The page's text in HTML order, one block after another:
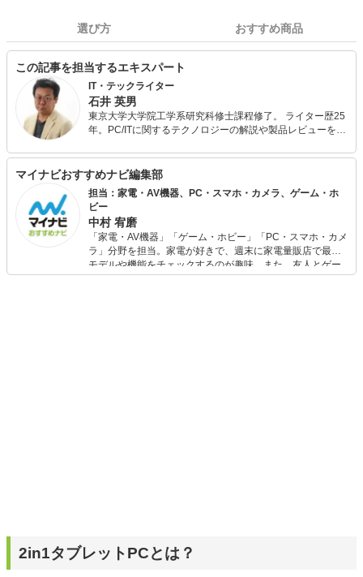
選び方 おすすめ商品
この記事を担当するエキスパート
IT・テックライター
石井 英男
東京大学大学院工学系研究科修士課程修了。 ライター歴25
年。PC/ITに関するテクノロジーの解説や製品レビューを得
めとするデジタルファブリケーションに興味を持ち、積極
的に取材や記事執筆を行っている。 また、子どもへのプロ
グラミング教育にも関心があり、CoderDojo守谷のメンタ
ーを務めている。
マイナビおすすめナビ編集部
担当：家電・AV機器、PC・スマホ・カメラ、ゲーム・ホ
ビー
中村 宥磨
「家電・AV機器」「ゲーム・ホビー」「PC・スマホ・カメ
ラ」分野を担当。家電が好きで、週末に家電量販店で最新
モデルや機能をチェックするのが趣味。また、友人とゲー
ムを楽しみながら、新作タイトルやイベント情報もいち早
2in1タブレットPCとは？